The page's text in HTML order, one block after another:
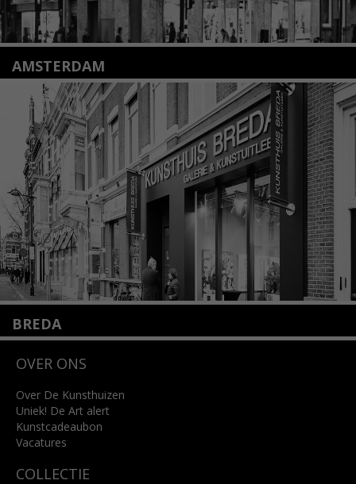
AMSTERDAM
Amstelveenseweg 135
1075 VX Amsterdam
+31 (0)20 2332546
info@kunsthuisamsterdam.nl
Lees meer
BREDA
4818 SB Breda
info@kunsthuisbreda.nl
Lees meer
OVER ONS
Over De Kunsthuizen
Uniek! De Art alert
Kunstcadeaubon
Vacatures
COLLECTIE